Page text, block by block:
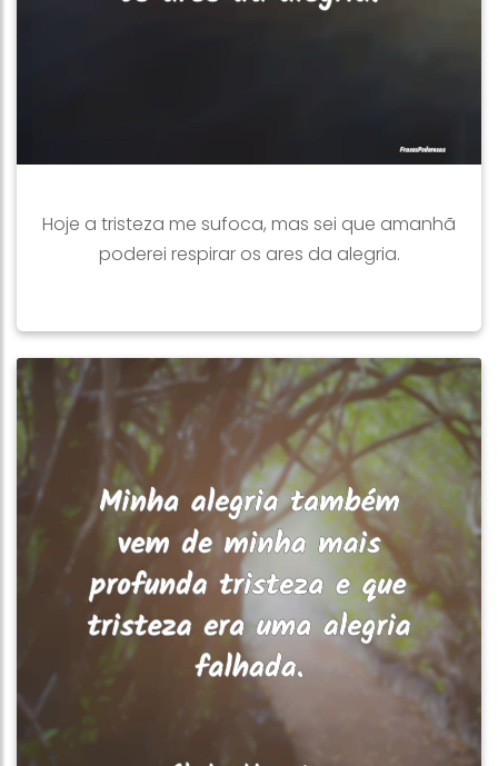
Hoje a tristeza me sufoca, mas sei que amanhã
poderei respirar os ares da alegria.